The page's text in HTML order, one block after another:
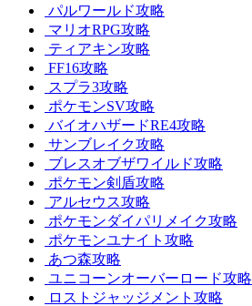
パルワールド攻略
マリオRPG攻略
ティアキン攻略
FF16攻略
スプラ3攻略
ポケモンSV攻略
バイオハザードRE4攻略
サンブレイク攻略
ブレスオブザワイルド攻略
ポケモン剣盾攻略
アルセウス攻略
ポケモンダイパリメイク攻略
ポケモンユナイト攻略
あつ森攻略
ユニコーンオーバーロード攻略
ロストジャッジメント攻略